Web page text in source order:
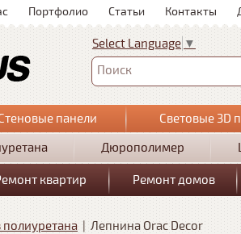
Портфолио Статьи Контакты
Select Language ▼
Поиск
панели
Световые 3D
Дюрополимер
квартир Ремонт домов
| Лепнина Orac Decor